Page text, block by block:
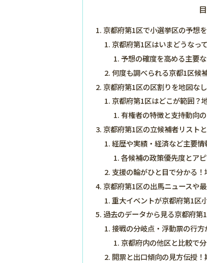
京都府第1区で小選挙区の予想
京都府第1区はいまどうなっ
予想の確度を高める主要
何度も調べられる京都1区候
京都府第1区の区割りを地図な
京都府第1区はどこが範囲？
有権者の特徴と支持動向
京都府第1区の立候補者リスト
経歴や実績・経済など主要情
各候補の政策優先度とア
支援の輪がひと目で分かる
京都府第1区の出馬ニュースや
重大イベントが京都府第1区
過去のデータから見る京都府第
接戦の分岐点・浮動票の行方
京都府内の他区と比較で
開票と出口傾向の見方伝授